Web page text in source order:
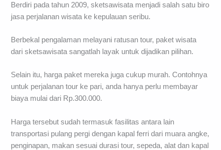
Berdiri pada tahun 2009, sketsawisata menjadi salah satu biro
jasa perjalanan wisata ke kepulauan seribu.
Berbekal pengalaman melayani ratusan tour, paket wisata
dari sketsawisata sangatlah layak untuk dijadikan pilihan.
Selain itu, harga paket mereka juga cukup murah. Contohnya
untuk perjalanan tour ke pari, anda hanya perlu membayar
biaya mulai dari Rp.300.000.
Harga tersebut sudah termasuk fasilitas antara lain
transportasi pulang pergi dengan kapal ferri dari muara angke,
penginapan, makan sesuai durasi tour, sepeda, alat dan kapal